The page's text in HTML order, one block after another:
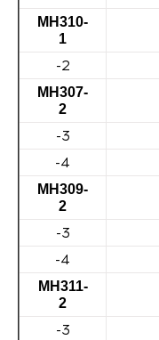
МН310-
1
-2
МН307-
2
-3
-4
МН309-
2
-3
-4
МН311-
2
-3